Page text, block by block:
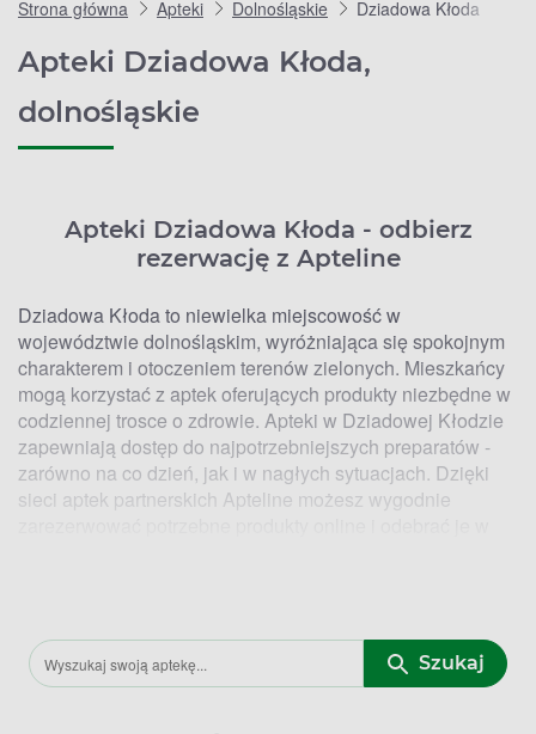
Strona główna Apteki Dolnośląskie Dziadowa Kłoda
Apteki Dziadowa Kłoda,
dolnośląskie
Apteki Dziadowa Kłoda - odbierz
rezerwację z Apteline
Dziadowa Kłoda to niewielka miejscowość w
województwie dolnośląskim, wyróżniająca się spokojnym
charakterem i otoczeniem terenów zielonych. Mieszkańcy
mogą korzystać z aptek oferujących produkty niezbędne w
codziennej trosce o zdrowie. Apteki w Dziadowej Kłodzie
zapewniają dostęp do najpotrzebniejszych preparatów -
zarówno na co dzień, jak i w nagłych sytuacjach. Dzięki
sieci aptek partnerskich Apteline możesz wygodnie
czekał w aptece.
Szukaj